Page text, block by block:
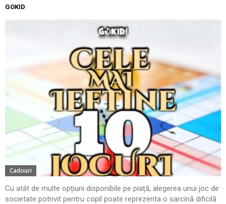
GOKID
Cadouri
Cu atât de multe opțiuni disponibile pe piață, alegerea unui joc de
societate potrivit pentru copil poate reprezenta o sarcină dificilă